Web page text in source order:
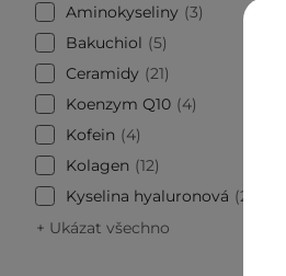
Aminokyseliny
3
Bakuchiol
5
Ceramidy
21
Koenzym Q10
4
Kofein
4
Kolagen
12
Kyselina hyaluronová
26
+ Ukázat všechno